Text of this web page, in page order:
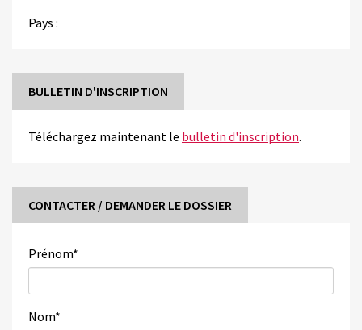
Pays :
BULLETIN D'INSCRIPTION
Téléchargez maintenant le bulletin d'inscription.
CONTACTER / DEMANDER LE DOSSIER
Prénom*
Nom*